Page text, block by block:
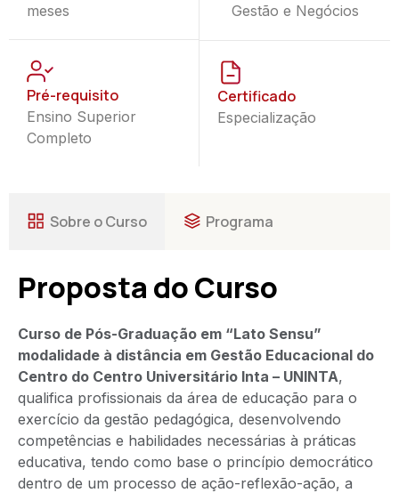
meses
Gestão e Negócios
Pré-requisito
Ensino Superior
Completo
Certificado
Especialização
Sobre o Curso Programa
Proposta do Curso
Curso de Pós-Graduação em “Lato Sensu”
modalidade à distância em Gestão Educacional do
Centro do Centro Universitário Inta – UNINTA,
qualifica profissionais da área de educação para o
exercício da gestão pedagógica, desenvolvendo
competências e habilidades necessárias à práticas
educativa, tendo como base o princípio democrático
dentro de um processo de ação-reflexão-ação, a